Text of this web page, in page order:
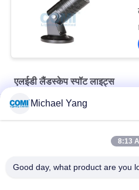
एलईडी लैंडस्केप स्पॉट लाइट्स
DMX512 6x3W मोनो RGB RGBW
Michael Yang
8:13
Good day, what product are you